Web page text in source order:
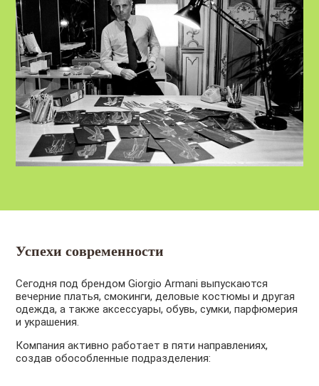
Успехи современности
Сегодня под брендом Giorgio Armani выпускаются
вечерние платья, смокинги, деловые костюмы и другая
одежда, а также аксессуары, обувь, сумки, парфюмерия
и украшения.
Компания активно работает в пяти направлениях,
создав обособленные подразделения: